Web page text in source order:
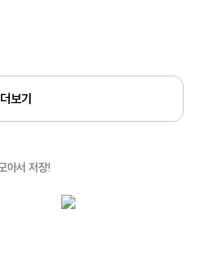
보기
아서 저장!